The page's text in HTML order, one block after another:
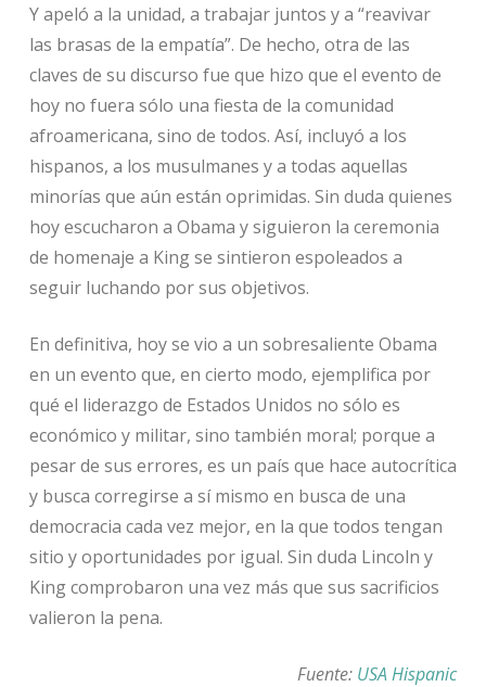
Y apeló a la unidad, a trabajar juntos y a “reavivar
las brasas de la empatía”. De hecho, otra de las
claves de su discurso fue que hizo que el evento de
hoy no fuera sólo una fiesta de la comunidad
afroamericana, sino de todos. Así, incluyó a los
hispanos, a los musulmanes y a todas aquellas
minorías que aún están oprimidas. Sin duda quienes
hoy escucharon a Obama y siguieron la ceremonia
de homenaje a King se sintieron espoleados a
seguir luchando por sus objetivos.
En definitiva, hoy se vio a un sobresaliente Obama
en un evento que, en cierto modo, ejemplifica por
qué el liderazgo de Estados Unidos no sólo es
económico y militar, sino también moral; porque a
pesar de sus errores, es un país que hace autocrítica
y busca corregirse a sí mismo en busca de una
democracia cada vez mejor, en la que todos tengan
sitio y oportunidades por igual. Sin duda Lincoln y
King comprobaron una vez más que sus sacrificios
valieron la pena.
Fuente: USA Hispanic